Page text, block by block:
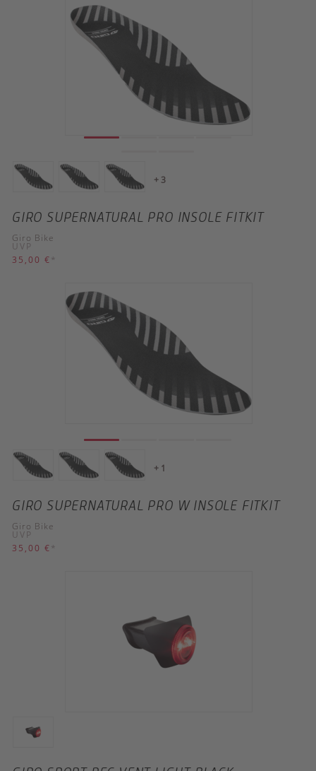
+ 3
GIRO SUPERNATURAL PRO INSOLE FITKIT
Giro Bike
UVP
35,00 € *
+ 1
GIRO SUPERNATURAL PRO W INSOLE FITKIT
Giro Bike
UVP
35,00 € *